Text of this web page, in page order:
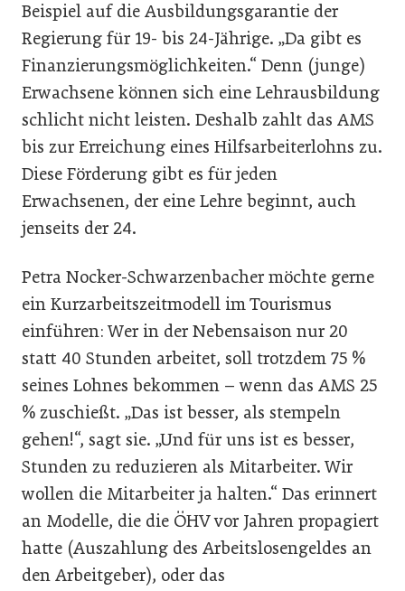
Beispiel auf die Ausbildungsgarantie der
Regierung für 19- bis 24-Jährige. „Da gibt es
Finanzierungsmöglichkeiten.“ Denn (junge)
Erwachsene können sich eine Lehrausbildung
schlicht nicht leisten. Deshalb zahlt das AMS
bis zur Erreichung eines Hilfsarbeiterlohns zu.
Diese Förderung gibt es für jeden
Erwachsenen, der eine Lehre beginnt, auch
jenseits der 24.
Petra Nocker-Schwarzenbacher möchte gerne
ein Kurzarbeitszeitmodell im Tourismus
einführen: Wer in der Nebensaison nur 20
statt 40 Stunden arbeitet, soll trotzdem 75 %
seines Lohnes bekommen – wenn das AMS 25
% zuschießt. „Das ist besser, als stempeln
gehen!“, sagt sie. „Und für uns ist es besser,
Stunden zu reduzieren als Mitarbeiter. Wir
wollen die Mitarbeiter ja halten.“ Das erinnert
an Modelle, die die ÖHV vor Jahren propagiert
hatte (Auszahlung des Arbeitslosengeldes an
den Arbeitgeber), oder das